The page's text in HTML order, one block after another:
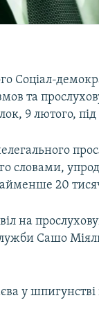
Соціал-
та
9 лютого,
словами,
20
на
Сашо
у шпигунстві